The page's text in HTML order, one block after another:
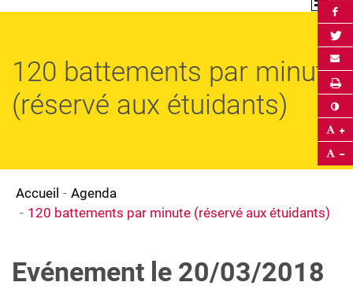
120 battements par minute
(réservé aux étuidants)
Accueil
Agenda
120 battements par minute (réservé aux étuidants)
Evénement le 20/03/2018